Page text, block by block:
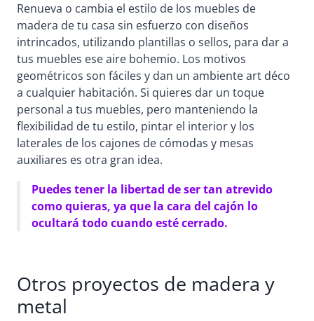
Renueva o cambia el estilo de los muebles de
madera de tu casa sin esfuerzo con diseños
intrincados, utilizando plantillas o sellos, para dar a
tus muebles ese aire bohemio. Los motivos
geométricos son fáciles y dan un ambiente art déco
a cualquier habitación. Si quieres dar un toque
personal a tus muebles, pero manteniendo la
flexibilidad de tu estilo, pintar el interior y los
laterales de los cajones de cómodas y mesas
auxiliares es otra gran idea.
Puedes tener la libertad de ser tan atrevido
como quieras, ya que la cara del cajón lo
ocultará todo cuando esté cerrado.
Otros proyectos de madera y
metal